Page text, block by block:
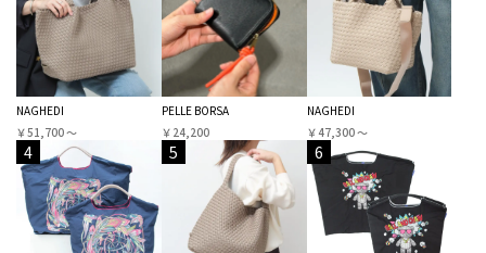
NAGHEDI
￥51,700 〜
PELLE BORSA
￥24,200
NAGHEDI
￥47,300 〜
4 5 6